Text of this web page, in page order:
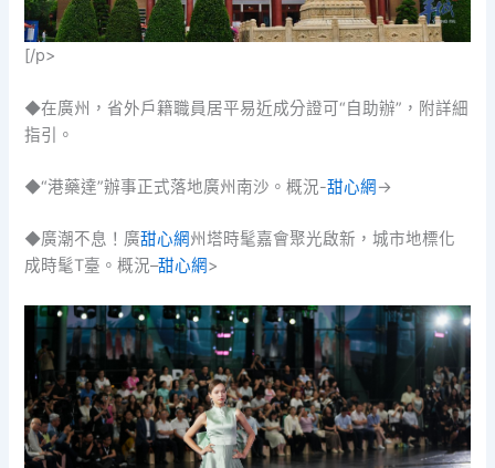
[/p>
◆在廣州，省外戶籍職員居平易近成分證可“自助辦”，附詳細
指引。
◆“港藥達”辦事正式落地廣州南沙。概況-甜心網 ->
◆廣潮不息！廣甜心網州塔時髦嘉會聚光啟新，城市地標化
成時髦T臺。概況–甜心網>